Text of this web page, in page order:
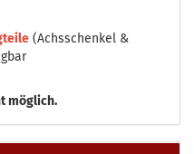
(Achsschenkel &
möglich.